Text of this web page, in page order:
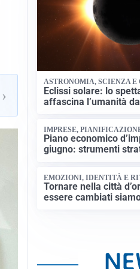
›
ASTRONOMIA, SCIENZA E
Eclissi solare: lo
affascina l’umanità
IMPRESE,
Piano economico
giugno: strumenti
EMOZIONI, IDENTITÀ E
Tornare nella città
essere cambiati